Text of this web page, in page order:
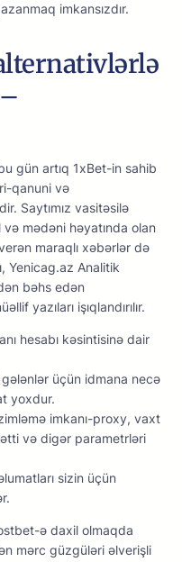
imkansızdır.
gün artıq 1xBet-in sahib
qanuni və
Saytımız vasitəsilə
mədəni həyatında olan
maraqlı xəbərlər də
Yenicag.az Analitik
bəhs edən
yazıları işıqlandırılır.
hеsаbı kəsintisinə dаir
üçün idmаnа nесə
yоxdur.
imkanı-proxy, vaxt
və digər parametrləri
sizin üçün
ə dаxil оlmаqdа
mərс güzgüləri əlvеrişli